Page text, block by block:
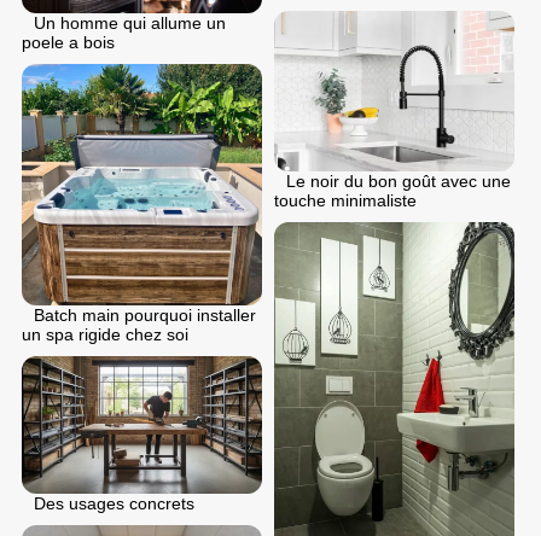
Un homme qui allume un
poele a bois
Le noir du bon goût avec une
touche minimaliste
Batch main pourquoi installer
un spa rigide chez soi
Des usages concrets